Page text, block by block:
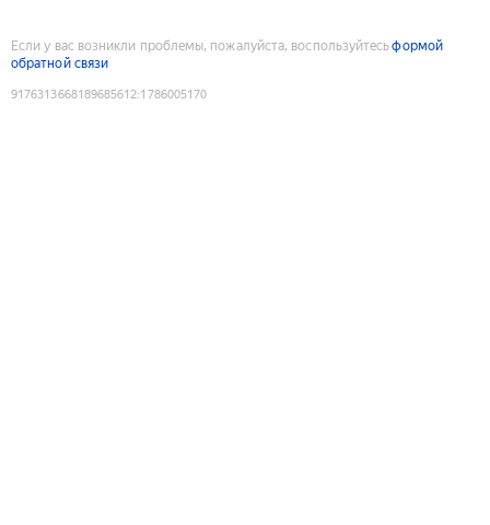
Если у вас возникли проблемы, пожалуйста, воспользуйтесьформой
обратной связи
9176313668189685612:1786005170